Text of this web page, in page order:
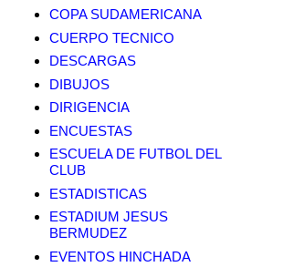
COPA SUDAMERICANA
CUERPO TECNICO
DESCARGAS
DIBUJOS
DIRIGENCIA
ENCUESTAS
ESCUELA DE FUTBOL DEL
CLUB
ESTADISTICAS
ESTADIUM JESUS
BERMUDEZ
EVENTOS HINCHADA